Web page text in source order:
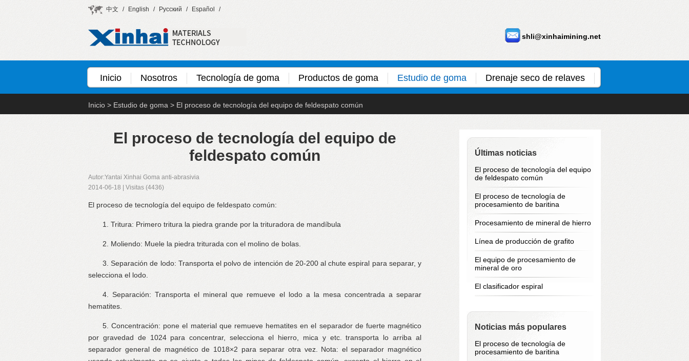
中文 / English / Русский / Español /
shli@xinhaimining.net
Inicio Nosotros Tecnología de goma Productos de goma Estudio de goma Drenaje seco de relaves
Inicio > Estudio de goma > El proceso de tecnología del equipo de feldespato común
El proceso de tecnología del equipo de
feldespato común
Autor:Yantai Xinhai Goma anti-abrasivia
2014-06-18 | Visitas (4436)
El proceso de tecnología del equipo de feldespato común:
1. Tritura: Primero tritura la piedra grande por la trituradora de mandíbula
2. Moliendo: Muele la piedra triturada con el molino de bolas.
3. Separación de lodo: Transporta el polvo de intención de 20-200 al chute espiral para separar, y
selecciona el lodo.
4. Separación: Transporta el mineral que remueve el lodo a la mesa concentrada a separar
hematites.
5. Concentración: pone el material que remueve hematites en el separador de fuerte magnético
por gravedad de 1024 para concentrar, selecciona el hierro, mica y etc. transporta lo arriba al
separador general de magnético de 1018×2 para separar otra vez. Nota: el separador magnético
Últimas noticias
El proceso de tecnología del equipo
de feldespato común
El proceso de tecnología de
procesamiento de baritina
Procesamiento de mineral de hierro
Línea de producción de grafito
El equipo de procesamiento de
mineral de oro
El clasificador espiral
Noticias más populares
El proceso de tecnología de
procesamiento de baritina